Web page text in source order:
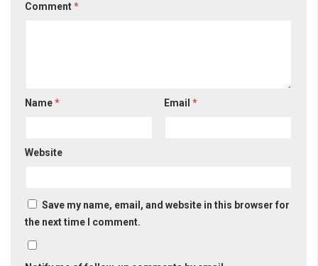
Comment*
Name* Email*
Website
Save my name, email, and website in this browser for
the next time I comment.